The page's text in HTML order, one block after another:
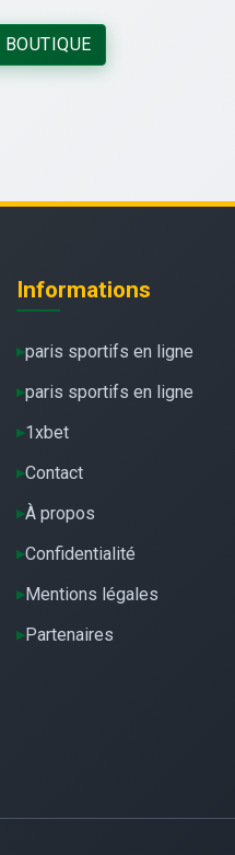
BOUTIQUE
Informations
paris sportifs en ligne
paris sportifs en ligne
1xbet
Contact
À propos
Confidentialité
Mentions légales
Partenaires